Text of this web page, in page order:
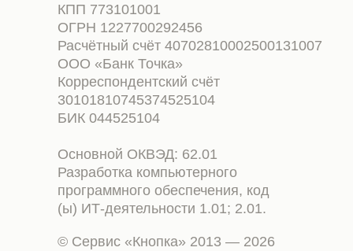
Основной ОКВЭД: 62.01
Разработка компьютерного
программного обеспечения, код
(ы) ИТ-деятельности 1.01; 2.01.
КПП 773101001
ОГРН 1227700292456
Расчётный счёт 40702810002500131007
ООО «Банк Точка»
Корреспондентский счёт
30101810745374525104
БИК 044525104
© Сервис «Кнопка» 2013 — 2026